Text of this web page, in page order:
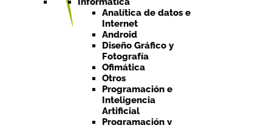
Analítica de datos e
Internet
Android
Diseño Gráfico y
Fotografía
Ofimática
Otros
Programación e
Inteligencia
Artificial
Programación y